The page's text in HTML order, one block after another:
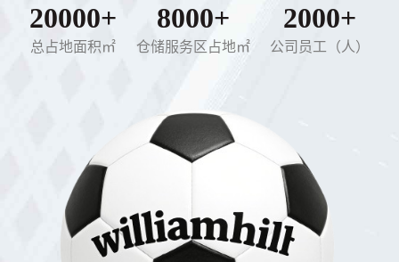
20000+
总占地面积㎡
8000+
仓储服务区占地㎡
2000+
公司员工（人）